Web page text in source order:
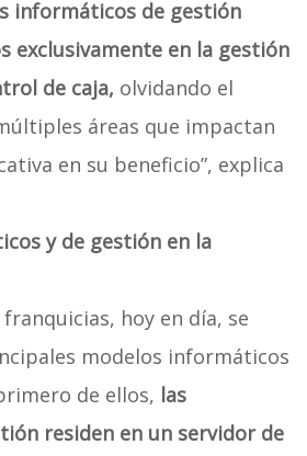
informáticos de gestión
exclusivamente en la gestión
de caja, olvidando el
áreas que impactan
en su beneficio”, explica
y de gestión en la
franquicias, hoy en día, se
modelos informáticos
de ellos, las
residen en un servidor de